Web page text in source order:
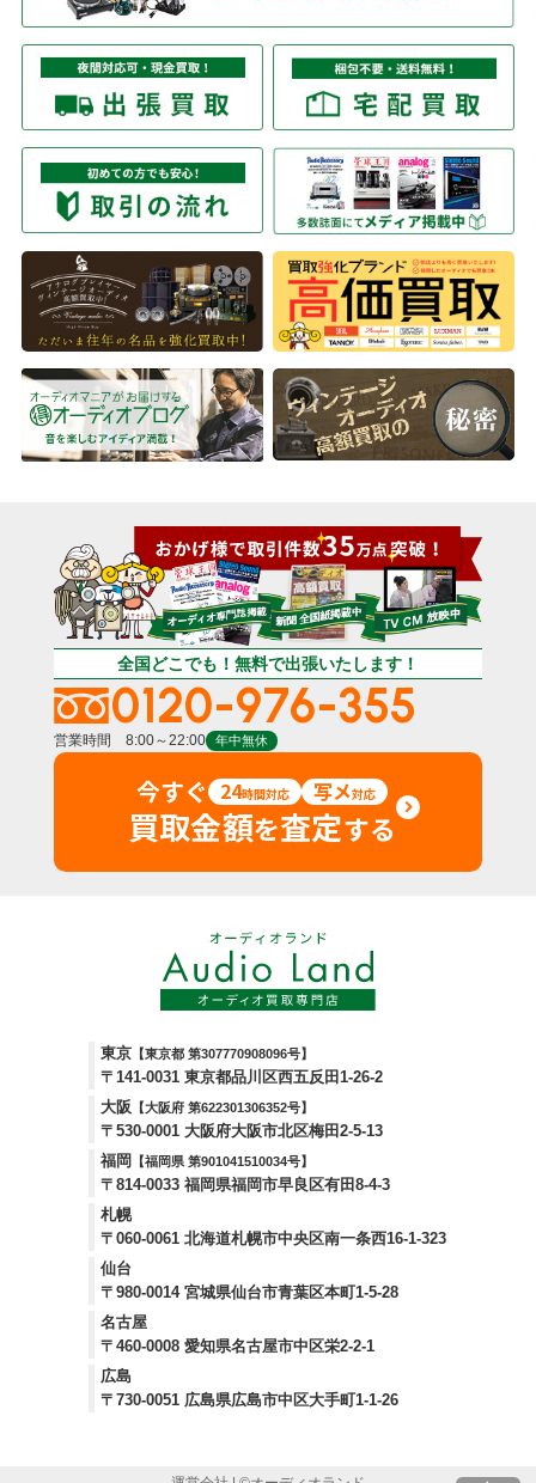
全国どこでも！無料で出張いたします！
0120-976-355
営業時間 8:00～22:00 年中無休
今すぐ 24時間対応 写メ対応
買取金額を査定する
東京 【東京都 第307770908096号】
〒141-0031 東京都品川区西五反田1-26-2
大阪
【大阪府 第622301306352号】
〒530-0001 大阪府大阪市北区梅田2-5-13
福岡
【福岡県 第901041510034号】
〒814-0033 福岡県福岡市早良区有田8-4-3
札幌
〒060-0061 北海道札幌市中央区南一条西16-1-323
仙台
〒980-0014 宮城県仙台市青葉区本町1-5-28
名古屋
〒460-0008 愛知県名古屋市中区栄2-2-1
広島
〒730-0051 広島県広島市中区大手町1-1-26